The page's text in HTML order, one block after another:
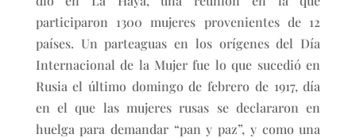
participaron 1300 mujeres provenientes de 12
países. Un parteaguas en los orígenes del Día
Internacional de la Mujer fue lo que sucedió en
Rusia el último domingo de febrero de 1917, día
en el que las mujeres rusas se declararon en
huelga para demandar “pan y paz”, y como una